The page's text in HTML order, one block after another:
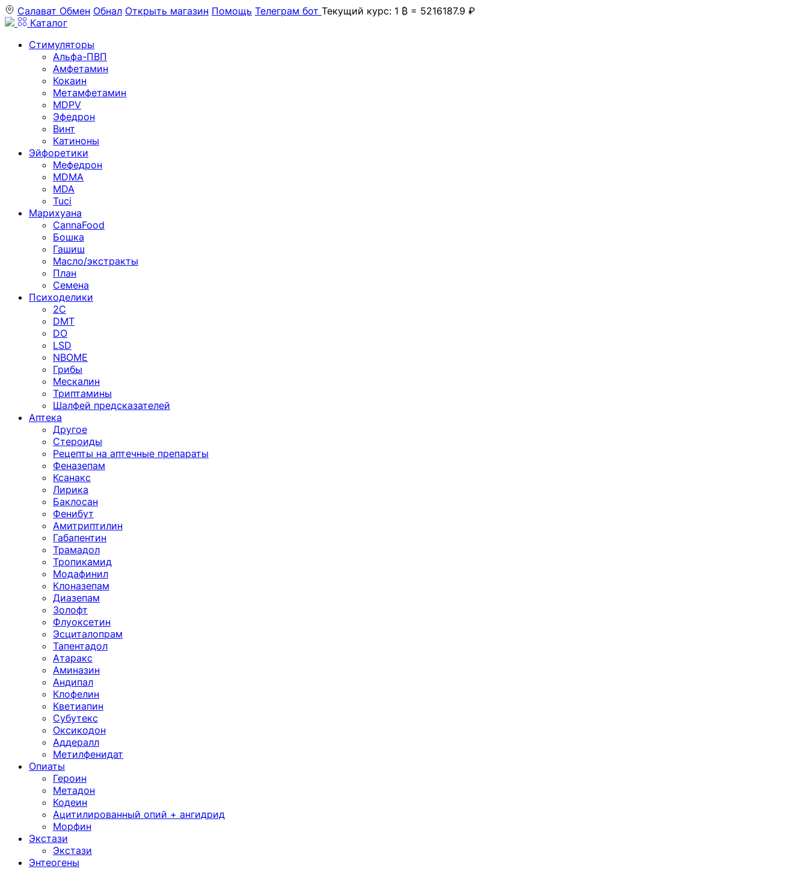
Салават Обмен Обнал Открыть магазин Помощь Телеграм бот Текущий курс: 1 ₿ = 5216187.9 ₽
Каталог
Стимуляторы
Альфа-ПВП
Амфетамин
Кокаин
Метамфетамин
MDPV
Эфедрон
Винт
Катиноны
Эйфоретики
Мефедрон
MDMA
MDA
Tuci
Марихуана
CannaFood
Бошка
Гашиш
Масло/экстракты
План
Семена
Психоделики
2C
DMT
DO
LSD
NBOME
Грибы
Мескалин
Триптамины
Шалфей предсказателей
Аптека
Другое
Стероиды
Рецепты на аптечные препараты
Феназепам
Ксанакс
Лирика
Баклосан
Фенибут
Амитриптилин
Габапентин
Трамадол
Тропикамид
Модафинил
Клоназепам
Диазепам
Золофт
Флуоксетин
Эсциталопрам
Тапентадол
Атаракс
Аминазин
Андипал
Клофелин
Кветиапин
Субутекс
Оксикодон
Аддералл
Метилфенидат
Опиаты
Героин
Метадон
Кодеин
Ацитилированный опий + ангидрид
Морфин
Экстази
Экстази
Энтеогены